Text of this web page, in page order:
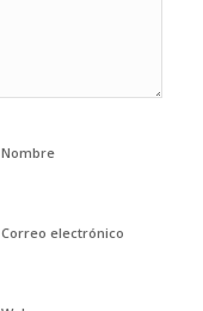
Nombre
Correo electrónico